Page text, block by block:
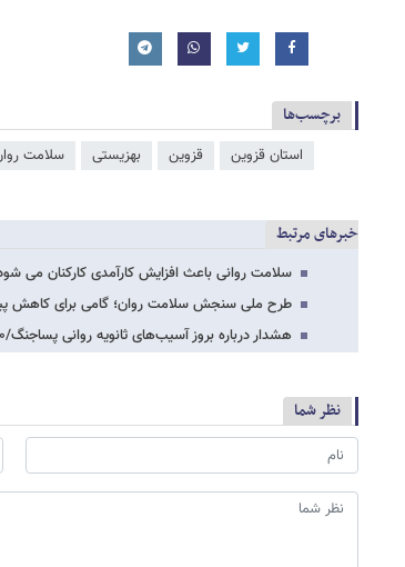
برچسب‌ها
استان قزوین قزوین بهزیستی سلامت
خبرهای مرتبط
سلامت روانی باعث افزایش کارآمدی کارکنان می
طرح ملی سنجش سلامت روان؛ گامی برای کاهش
هشدار درباره بروز آسیب‌های ثانویه روانی پساجنگ/۲۰۲۰ نفر در اصفهان متقاضی سنجش سلامت…
نظر شما